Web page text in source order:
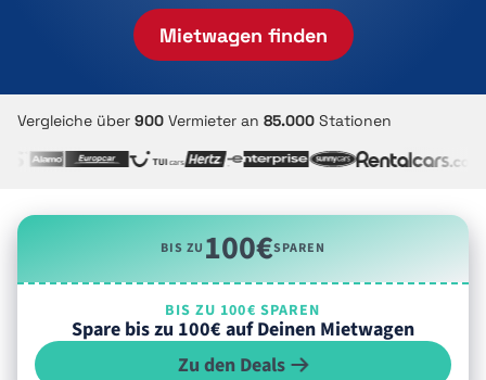
Mietwagen finden
Vergleiche über 900 Vermieter an 85.000 Stationen
BIS ZU100€SPAREN
BIS ZU 100€ SPAREN
Spare bis zu 100€ auf Deinen Mietwagen
Zu den Deals